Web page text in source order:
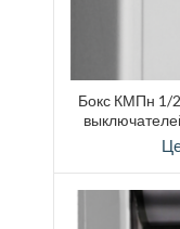
Бокс КМПн 1/